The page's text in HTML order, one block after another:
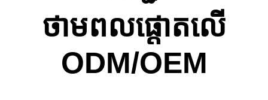
ថាមពលផ្តោតលើ
ODM/OEM